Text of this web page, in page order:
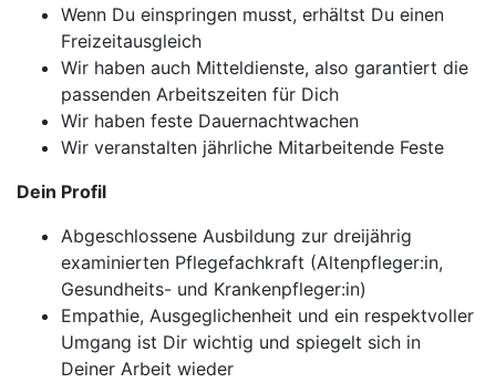
Wenn Du einspringen musst, erhältst Du einen
Freizeitausgleich
Wir haben auch Mitteldienste, also garantiert die
passenden Arbeitszeiten für Dich
Wir haben feste Dauernachtwachen
Wir veranstalten jährliche Mitarbeitende Feste
Dein Profil
Abgeschlossene Ausbildung zur dreijährig
examinierten Pflegefachkraft (Altenpfleger:in,
Gesundheits- und Krankenpfleger:in)
Empathie, Ausgeglichenheit und ein respektvoller
Umgang ist Dir wichtig und spiegelt sich in
Deiner Arbeit wieder